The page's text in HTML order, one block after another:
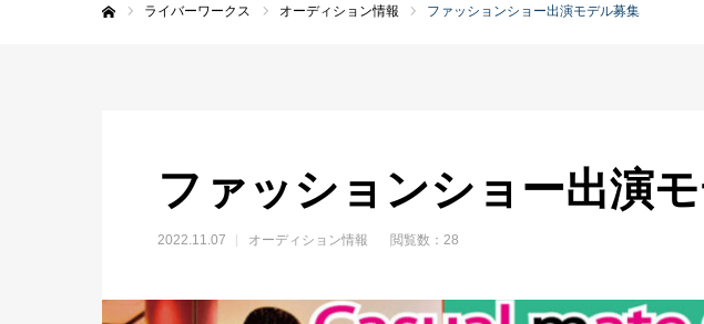
ライバーワークス オーディション情報 ファッションショー出演モデル募集
ファッションショー出演
2022.11.07 オーディション情報 閲覧数：28